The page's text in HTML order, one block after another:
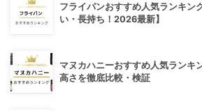
フライパンおすすめ人気ランキン
い・長持ち！2026最新】
マヌカハニーおすすめ人気ランキ
高さを徹底比較・検証